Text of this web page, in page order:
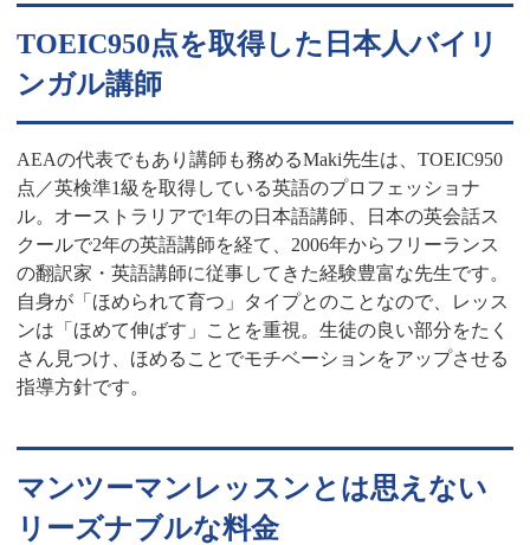
TOEIC950点を取得した日本人バイリ
ンガル講師
AEAの代表でもあり講師も務めるMaki先生は、TOEIC950
点／英検準1級を取得している英語のプロフェッショナ
ル。オーストラリアで1年の日本語講師、日本の英会話ス
クールで2年の英語講師を経て、2006年からフリーランス
の翻訳家・英語講師に従事してきた経験豊富な先生です。
自身が「ほめられて育つ」タイプとのことなので、レッス
ンは「ほめて伸ばす」ことを重視。生徒の良い部分をたく
さん見つけ、ほめることでモチベーションをアップさせる
指導方針です。
マンツーマンレッスンとは思えない
リーズナブルな料金